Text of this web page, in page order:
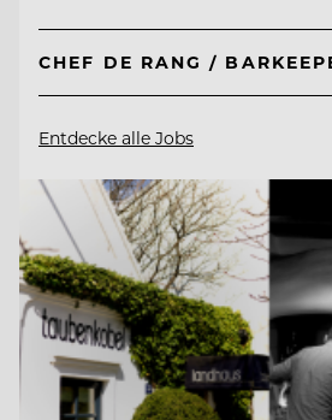
CHEF DE RANG /
Entdecke alle Jobs